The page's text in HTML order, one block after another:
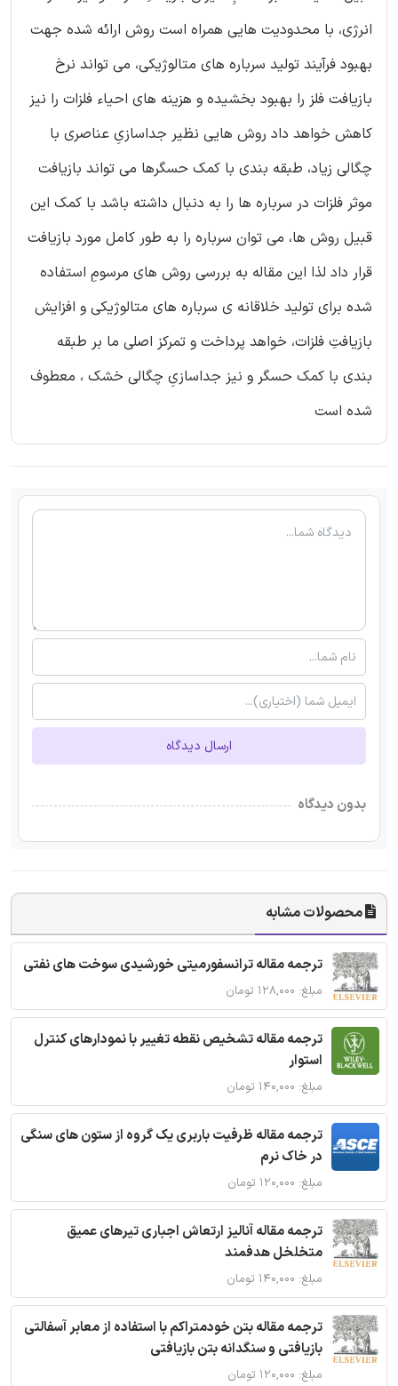
انرژی، با محدودیت هایی همراه است روش ارائه شده جهت
بهبود فرآیند تولید سرباره های متالوژیکی، می تواند نرخ
بازیافت فلز را بهبود بخشیده و هزینه های احیاء فلزات را نیز
کاهش خواهد داد روش هایی نظیر جداسازیِ عناصری با
چگالی زیاد، طبقه بندی با کمک حسگرها می تواند بازیافت
موثر فلزات در سرباره ها را به دنبال داشته باشد با کمک این
قبیل روش ها، می توان سرباره را به طور کامل مورد بازیافت
قرار داد لذا این مقاله به بررسی روش های مرسومِ استفاده
شده برای تولید خلاقانه ی سرباره های متالوژیکی و افزایش
بازیافتِ فلزات، خواهد پرداخت و تمرکز اصلی ما بر طبقه
بندی با کمک حسگر و نیز جداسازیِ چگالی خشک ، معطوف
شده است
ارسال دیدگاه
بدون دیدگاه
محصولات مشابه
ترجمه مقاله ترانسفورمیتی خورشیدی سوخت های نفتی
مبلغ: ۱۲۸,۰۰۰ تومان
ترجمه مقاله تشخیص نقطه تغییر با نمودارهای کنترل
استوار
مبلغ: ۱۴۰,۰۰۰ تومان
ترجمه مقاله ظرفیت باربری یک گروه از ستون های سنگی
در خاک نرم
مبلغ: ۱۲۰,۰۰۰ تومان
ترجمه مقاله آنالیز ارتعاش اجباری تیرهای عمیق
متخلخل هدفمند
مبلغ: ۱۴۰,۰۰۰ تومان
ترجمه مقاله بتن خودمتراکم با استفاده از معابر آسفالتی
بازیافتی و سنگدانه بتن بازیافتی
مبلغ: ۱۲۰,۰۰۰ تومان